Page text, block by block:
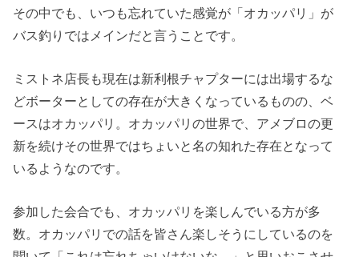
その中でも、いつも忘れていた感覚が「オカッパリ」が
バス釣りではメインだと言うことです。
ミストネ店長も現在は新利根チャプターには出場するな
どボーターとしての存在が大きくなっているものの、ベ
ースはオカッパリ。オカッパリの世界で、アメブロの更
新を続けその世界ではちょいと名の知れた存在となって
いるようなのです。
参加した会合でも、オカッパリを楽しんでいる方が多
数。オカッパリでの話を皆さん楽しそうにしているのを